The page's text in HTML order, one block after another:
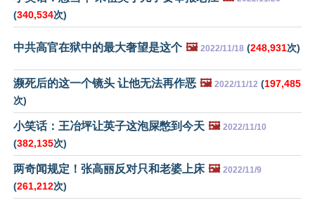
(340,534次)
中共高官在狱中的最大奢望是这个 🖼️ 2022/11/18 (248,931次)
濒死后的这一个镜头 让他无法再作恶 🖼️ 2022/11/12 (197,485
次)
小笑话：王冶坪让英子这泡屎憋到今天 🖼️ 2022/11/10
(382,135次)
两奇闻规定！张高丽反对只和老婆上床 🖼️ 2022/11/9
(261,212次)